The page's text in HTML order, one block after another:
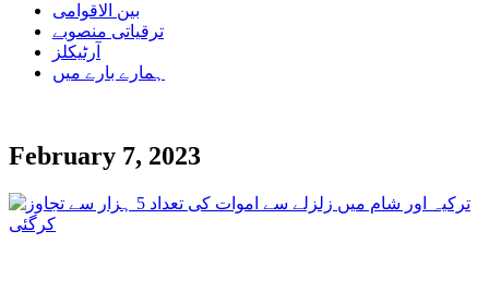
بین الاقوامی
ترقیاتی منصوبے
آرٹیکلز
ہمارے بارے میں
February 7, 2023